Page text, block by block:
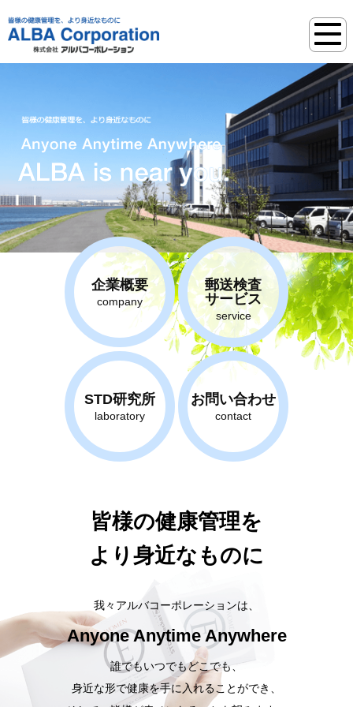
企業概要
company
郵送検査
サービス
service
STD研究所
laboratory
お問い合わせ
contact
皆様の健康管理を
より身近なものに
我々アルバコーポレーションは、
Anyone Anytime Anywhere
誰でもいつでもどこでも、
身近な形で健康を手に入れることができ、